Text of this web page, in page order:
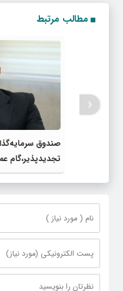
مطالب مرتبط
صندوق
تجدیدپذیر،گام
اقتصاد در
‹